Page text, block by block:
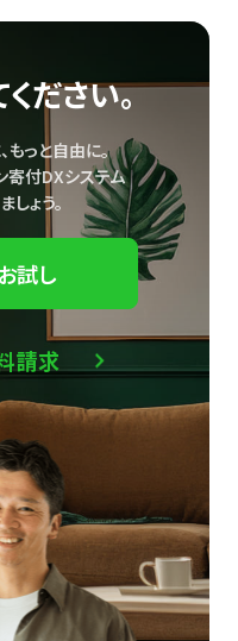
ださい。
もっと自由に。
寄付DXシステム
ょう。
試し
請求